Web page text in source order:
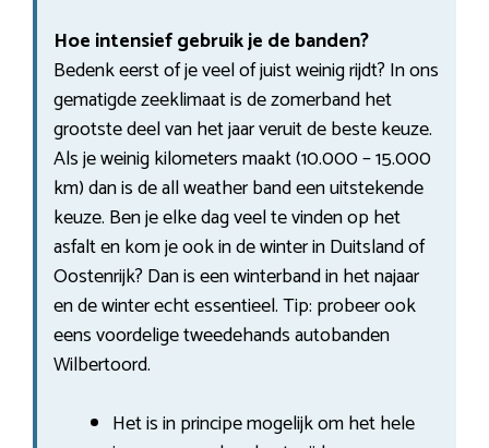
Hoe intensief gebruik je de banden?
Bedenk eerst of je veel of juist weinig rijdt? In ons
gematigde zeeklimaat is de zomerband het
grootste deel van het jaar veruit de beste keuze.
Als je weinig kilometers maakt (10.000 – 15.000
km) dan is de all weather band een uitstekende
keuze. Ben je elke dag veel te vinden op het
asfalt en kom je ook in de winter in Duitsland of
Oostenrijk? Dan is een winterband in het najaar
en de winter echt essentieel. Tip: probeer ook
eens voordelige tweedehands autobanden
Wilbertoord.
Het is in principe mogelijk om het hele